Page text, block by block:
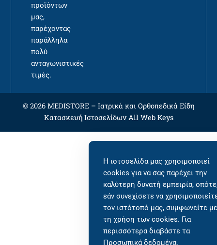
προϊόντων
μας,
παρέχοντας
παράλληλα
πολύ
ανταγωνιστικές
τιμές.
© 2026 MEDISTORE – Ιατρικά και Ορθοπεδικά Είδη
Κατασκευή ΙστοσελίδωνAll Web Keys
Η ιστοσελίδα μας χρησιμοποιεί
cookies για να σας παρέχει την
καλύτερη δυνατή εμπειρία,
εάν συνεχίσετε να
τον ιστότοπό μας, συμφωνείτε με
τη χρήση των cookies. Για
περισσότερα διαβάστε τα
Προσωπικά δεδομένα.